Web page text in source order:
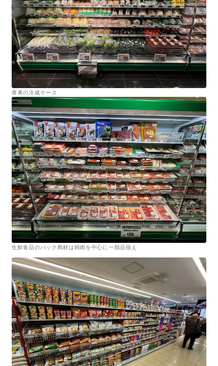
青果の冷蔵ケース
生鮮食品のパック商材は精肉を中心に一部品揃え